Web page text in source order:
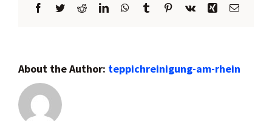
Facebook
TwitterRedditLinkedInWhatsApp
TumblrPinterest
Vk Xing Email
About the Author: teppichreinigung-am-rhein